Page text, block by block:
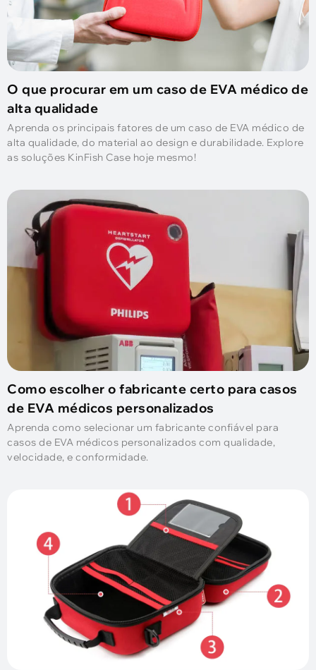
O que procurar em um caso de EVA médico de
alta qualidade
Aprenda os principais fatores de um caso de EVA médico de
alta qualidade, do material ao design e durabilidade. Explore
as soluções KinFish Case hoje mesmo!
Como escolher o fabricante certo para casos
de EVA médicos personalizados
Aprenda como selecionar um fabricante confiável para
casos de EVA médicos personalizados com qualidade,
velocidade, e conformidade.